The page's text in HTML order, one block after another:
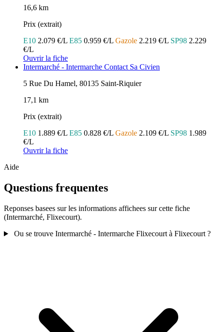
16,6 km
Prix (extrait)
E10 2.079 €/L E85 0.959 €/L Gazole 2.219 €/L SP98 2.229
€/L
Ouvrir la fiche
Intermarché - Intermarche Contact Sa Civien
5 Rue Du Hamel, 80135 Saint-Riquier
17,1 km
Prix (extrait)
E10 1.889 €/L E85 0.828 €/L Gazole 2.109 €/L SP98 1.989
€/L
Ouvrir la fiche
Aide
Questions frequentes
Reponses basees sur les informations affichees sur cette fiche
(Intermarché, Flixecourt).
Ou se trouve Intermarché - Intermarche Flixecourt à Flixecourt ?